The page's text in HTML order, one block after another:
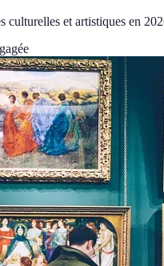
et artistiques en